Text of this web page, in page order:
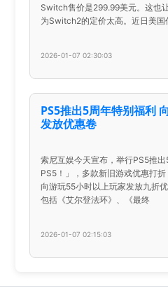
Switch售价是299.99美元。这也
为Switch2的定价太高。近日美国
2026-01-07 02:30:03
PS5推出5周年特别福利
发放优惠卷
索尼互娱今天宣布，举行PS5推出
PS5！」，多款新旧游戏优惠打
向游玩55小时以上玩家发放九折
包括《艾尔登法环》、《最终
2026-01-07 02:15:03